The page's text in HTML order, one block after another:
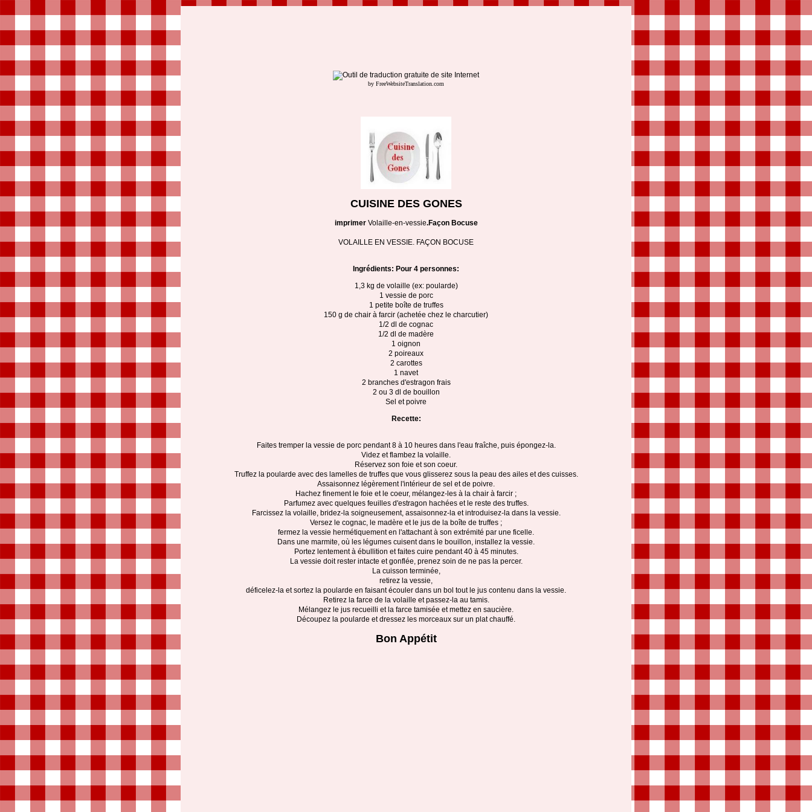
by FreeWebsiteTranslation.com
CUISINE DES GONES
imprimer Volaille-en-vessie.Façon Bocuse
VOLAILLE EN VESSIE. FAÇON BOCUSE
Ingrédients: Pour 4 personnes:
1,3 kg de volaille (ex: poularde)
1 vessie de porc
1 petite boîte de truffes
150 g de chair à farcir (achetée chez le charcutier)
1/2 dl de cognac
1/2 dl de madère
1 oignon
2 poireaux
2 carottes
1 navet
2 branches d'estragon frais
2 ou 3 dl de bouillon
Sel et poivre
Recette:
Faites tremper la vessie de porc pendant 8 à 10 heures dans l'eau fraîche, puis épongez-la.
Videz et flambez la volaille.
Réservez son foie et son coeur.
Truffez la poularde avec des lamelles de truffes que vous glisserez sous la peau des ailes et des cuisses.
Assaisonnez légèrement l'intérieur de sel et de poivre.
Hachez finement le foie et le coeur, mélangez-les à la chair à farcir ;
Parfumez avec quelques feuilles d'estragon hachées et le reste des truffes.
Farcissez la volaille, bridez-la soigneusement, assaisonnez-la et introduisez-la dans la vessie.
Versez le cognac, le madère et le jus de la boîte de truffes ;
fermez la vessie hermétiquement en l'attachant à son extrémité par une ficelle.
Dans une marmite, où les légumes cuisent dans le bouillon, installez la vessie.
Portez lentement à ébullition et faites cuire pendant 40 à 45 minutes.
La vessie doit rester intacte et gonflée, prenez soin de ne pas la percer.
La cuisson terminée,
retirez la vessie,
déficelez-la et sortez la poularde en faisant écouler dans un bol tout le jus contenu dans la vessie.
Retirez la farce de la volaille et passez-la au tamis.
Mélangez le jus recueilli et la farce tamisée et mettez en saucière.
Découpez la poularde et dressez les morceaux sur un plat chauffé.
Bon Appétit